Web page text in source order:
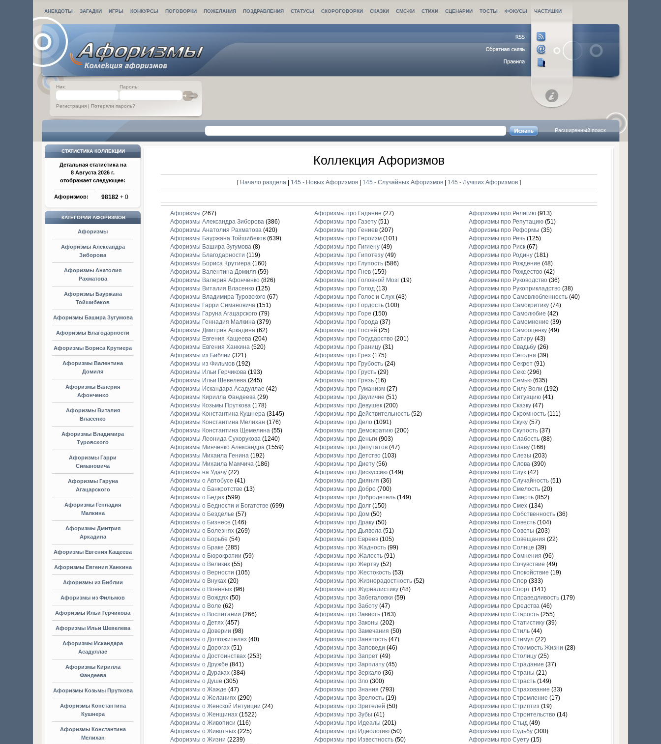
АНЕКДОТЫ ЗАГАДКИ ИГРЫ КОНКУРСЫ ПОГОВОРКИ ПОЖЕЛАНИЯ ПОЗДРАВЛЕНИЯ СТАТУСЫ СКОРОГОВОРКИ СКАЗКИ СМС-КИ СТИХИ СЦЕНАРИИ ТОСТЫ ФОКУСЫ ЧАСТУШКИ
Ник: Пароль:
Регистрация | Потеряли пароль?
Расширенный поиск
СТАТИСТИКА КОЛЛЕКЦИИ
Детальная статистика на
8 Августа 2026 г.
отображает следующее:
Афоризмов: 98182+ 0
КАТЕГОРИИ АФОРИЗМОВ
Афоризмы
Афоризмы Александра
Зиборова
Афоризмы Анатолия
Рахматова
Афоризмы Бауржана
Тойшибеков
Афоризмы Башира Зугумова
Афоризмы Благодарности
Афоризмы Бориса Крутиера
Афоризмы Валентина
Домиля
Афоризмы Валерия
Афонченко
Афоризмы Виталия
Власенко
Афоризмы Владимира
Туровского
Афоризмы Гарри
Симановича
Афоризмы Гаруна
Агацарского
Афоризмы Геннадия
Малкина
Афоризмы Дмитрия
Аркадина
Афоризмы Евгения Кащеева
Афоризмы Евгения Ханкина
Афоризмы из Библии
Афоризмы из Фильмов
Афоризмы Ильи Герчикова
Афоризмы Ильи Шевелева
Афоризмы Искандара
Асадуллае
Афоризмы Кирилла
Фандеева
Афоризмы Козьмы Пруткова
Афоризмы Константина
Кушнера
Афоризмы Константина
Мелихан
Коллекция Афоризмов
[ Начало раздела | 145 - Новых Афоризмов | 145 - Случайных Афоризмов | 145 - Лучших Афоризмов]
Афоризмы (267)
Афоризмы Александра Зиборова(386)
Афоризмы Анатолия Рахматова(420)
Афоризмы Бауржана Тойшибеков(639)
Афоризмы Башира Зугумова(8)
Афоризмы Благодарности (119)
Афоризмы Бориса Крутиера(160)
Афоризмы Валентина Домиля (59)
Афоризмы Валерия Афонченко(826)
Афоризмы Виталия Власенко(125)
Афоризмы Владимира Туровского(67)
Афоризмы Гарри Симановича(151)
Афоризмы Гаруна Агацарского(79)
Афоризмы Геннадия Малкина(379)
Афоризмы Дмитрия Аркадина(62)
Афоризмы Евгения Кащеева(204)
Афоризмы Евгения Ханкина(520)
Афоризмы из Библии (321)
Афоризмы из Фильмов(192)
Афоризмы Ильи Герчикова(193)
Афоризмы Ильи Шевелева(245)
Афоризмы Искандара Асадуллае (42)
Афоризмы Кирилла Фандеева(29)
Афоризмы Козьмы Пруткова(178)
Афоризмы Константина Кушнера(3145)
Афоризмы Константина Мелихан (176)
Афоризмы Константина Щемелина(55)
Афоризмы Леонида Сухорукова(1240)
Афоризмы Минченко Александра(1559)
Афоризмы Михаила Генина(192)
Афоризмы Михаила Мамчича(186)
Афоризмы на Удачу(22)
Афоризмы о Автобусе (41)
Афоризмы о Банкротстве (13)
Афоризмы о Бедах(599)
Афоризмы о Бедности и Богатстве (699)
Афоризмы о Безделье (57)
Афоризмы о Бизнесе (146)
Афоризмы о Болезнях(269)
Афоризмы о Борьбе (54)
Афоризмы о Браке (285)
Афоризмы о Бюрократии (59)
Афоризмы о Великих(55)
Афоризмы о Верности (105)
Афоризмы о Внуках(20)
Афоризмы о Военных(96)
Афоризмы о Вождях(50)
Афоризмы о Воле (62)
Афоризмы о Воспитании (266)
Афоризмы о Детях(457)
Афоризмы о Доверии (98)
Афоризмы о Долгожителях(40)
Афоризмы о Дорогах(51)
Афоризмы о Достоинствах(253)
Афоризмы о Дружбе (841)
Афоризмы о Дураках(384)
Афоризмы о Душе (305)
Афоризмы о Жажде (47)
Афоризмы о Желаниях(290)
Афоризмы о Женской Интуиции (24)
Афоризмы о Женщинах(1522)
Афоризмы о Живописи (116)
Афоризмы о Животных(225)
Афоризмы о Жизни (2239)
Афоризмы про Гадание (27)
Афоризмы про Газету(51)
Афоризмы про Гениев(207)
Афоризмы про Героизм(101)
Афоризмы про Гигиену(49)
Афоризмы про Гипотезу(49)
Афоризмы про Глупость(586)
Афоризмы про Гнев(159)
Афоризмы про Головной Мозг(19)
Афоризмы про Голод(13)
Афоризмы про Голос и Слух(43)
Афоризмы про Гордость(100)
Афоризмы про Горе (150)
Афоризмы про Города(37)
Афоризмы про Гостей (25)
Афоризмы про Государство(201)
Афоризмы про Границу(31)
Афоризмы про Грех(175)
Афоризмы про Грубость(24)
Афоризмы про Грусть(29)
Афоризмы про Грязь(16)
Афоризмы про Гуманизм(27)
Афоризмы про Двуличие (51)
Афоризмы про Девушек(200)
Афоризмы про Действительность(52)
Афоризмы про Дело(1091)
Афоризмы про Демократию(200)
Афоризмы про Деньги (903)
Афоризмы про Депутатов(47)
Афоризмы про Детство(103)
Афоризмы про Диету(56)
Афоризмы про Дискуссию(149)
Афоризмы про Дияния (36)
Афоризмы про Добро(700)
Афоризмы про Добродетель(149)
Афоризмы про Долг(150)
Афоризмы про Дом(50)
Афоризмы про Драку(50)
Афоризмы про Дьявола(51)
Афоризмы про Евреев(105)
Афоризмы про Жадность(99)
Афоризмы про Жалость(91)
Афоризмы про Жертву(52)
Афоризмы про Жестокость(53)
Афоризмы про Жизнерадостность(52)
Афоризмы про Журналистику(48)
Афоризмы про Забегаловки (59)
Афоризмы про Заботу(47)
Афоризмы про Зависть(163)
Афоризмы про Законы (202)
Афоризмы про Замечания (50)
Афоризмы про Занятость(47)
Афоризмы про Заповеди (46)
Афоризмы про Запрет(49)
Афоризмы про Зарплату(45)
Афоризмы про Зеркало(36)
Афоризмы про Зло(300)
Афоризмы про Знания (793)
Афоризмы про Зрелость(19)
Афоризмы про Зрителей (50)
Афоризмы про Зубы (41)
Афоризмы про Идеалы (201)
Афоризмы про Идеологию(50)
Афоризмы про Известность(50)
Афоризмы про Религию(913)
Афоризмы про Репутацию(51)
Афоризмы про Реформы (35)
Афоризмы про Речь(125)
Афоризмы про Риск(67)
Афоризмы про Родину(181)
Афоризмы про Рождение (48)
Афоризмы про Рождество(42)
Афоризмы про Руководство(36)
Афоризмы про Рукоприкладство(38)
Афоризмы про Самовлюбленность(40)
Афоризмы про Самокритику(74)
Афоризмы про Самолюбие (42)
Афоризмы про Самомнение (39)
Афоризмы про Самооценку(49)
Афоризмы про Сатиру(43)
Афоризмы про Свадьбу(26)
Афоризмы про Сегодня (39)
Афоризмы про Секрет(91)
Афоризмы про Секс(296)
Афоризмы про Семью(635)
Афоризмы про Силу Воли (192)
Афоризмы про Ситуацию(41)
Афоризмы про Сказку(47)
Афоризмы про Скромность(111)
Афоризмы про Скуку(57)
Афоризмы про Скупость(37)
Афоризмы про Слабость(88)
Афоризмы про Славу(166)
Афоризмы про Слезы (203)
Афоризмы про Слова(390)
Афоризмы про Слух(42)
Афоризмы про Случайность(51)
Афоризмы про Смелость(20)
Афоризмы про Смерть(852)
Афоризмы про Смех(134)
Афоризмы про Собственность(36)
Афоризмы про Совесть(104)
Афоризмы про Советы (203)
Афоризмы про Совещания (22)
Афоризмы про Солнце (39)
Афоризмы про Сомнения (96)
Афоризмы про Сочувствие (49)
Афоризмы про Спокойствие (19)
Афоризмы про Спор(333)
Афоризмы про Спорт(141)
Афоризмы про Справедливость(179)
Афоризмы про Средства(46)
Афоризмы про Старость(255)
Афоризмы про Статистику(39)
Афоризмы про Стиль(44)
Афоризмы про Стимул(22)
Афоризмы про Стоимость Жизни (28)
Афоризмы про Столицу(25)
Афоризмы про Страдание (37)
Афоризмы про Страны (21)
Афоризмы про Страсть(149)
Афоризмы про Страхование (33)
Афоризмы про Стремление (17)
Афоризмы про Стриптиз (19)
Афоризмы про Строительство(14)
Афоризмы про Стыд(49)
Афоризмы про Судьбу(300)
Афоризмы про Суету(15)